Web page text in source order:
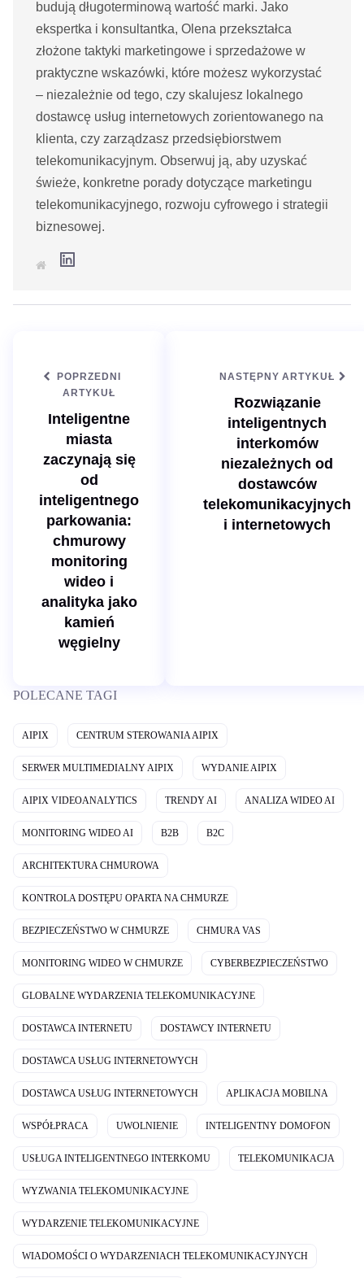
budują długoterminową wartość marki. Jako
ekspertka i konsultantka, Olena przekształca
złożone taktyki marketingowe i sprzedażowe w
praktyczne wskazówki, które możesz wykorzystać
– niezależnie od tego, czy skalujesz lokalnego
dostawcę usług internetowych zorientowanego na
klienta, czy zarządzasz przedsiębiorstwem
telekomunikacyjnym. Obserwuj ją, aby uzyskać
świeże, konkretne porady dotyczące marketingu
telekomunikacyjnego, rozwoju cyfrowego i strategii
biznesowej.
r
o
POPRZEDNI
ARTYKUŁ
Inteligentne
miasta
zaczynają się
od
inteligentnego
parkowania:
chmurowy
monitoring
wideo i
analityka jako
kamień
węgielny
NASTĘPNY ARTYKUŁ
Rozwiązanie
inteligentnych
interkomów
niezależnych od
dostawców
telekomunikacyjnych
i internetowych
POLECANE TAGI
AIPIX CENTRUM STEROWANIA AIPIX
SERWER MULTIMEDIALNY AIPIX WYDANIE AIPIX
AIPIX VIDEOANALYTICS TRENDY AI ANALIZA WIDEO AI
MONITORING WIDEO AI B2B B2C
ARCHITEKTURA CHMUROWA
KONTROLA DOSTĘPU OPARTA NA CHMURZE
BEZPIECZEŃSTWO W CHMURZE CHMURA VAS
MONITORING WIDEO W CHMURZE CYBERBEZPIECZEŃSTWO
GLOBALNE WYDARZENIA TELEKOMUNIKACYJNE
DOSTAWCA INTERNETU DOSTAWCY INTERNETU
DOSTAWCA USŁUG INTERNETOWYCH
DOSTAWCA USŁUG INTERNETOWYCH APLIKACJA MOBILNA
WSPÓŁPRACA UWOLNIENIE INTELIGENTNY DOMOFON
USŁUGA INTELIGENTNEGO INTERKOMU TELEKOMUNIKACJA
WYZWANIA TELEKOMUNIKACYJNE
WYDARZENIE TELEKOMUNIKACYJNE
WIADOMOŚCI O WYDARZENIACH TELEKOMUNIKACYJNYCH